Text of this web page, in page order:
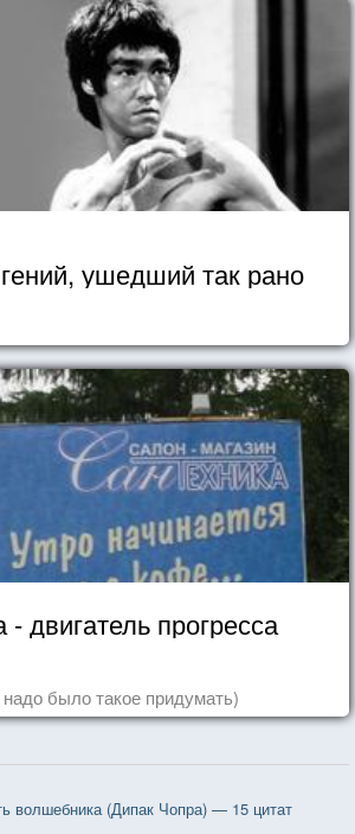
ушедший так рано
двигатель прогресса
было такое придумать)
(Дипак Чопра) — 15 цитат